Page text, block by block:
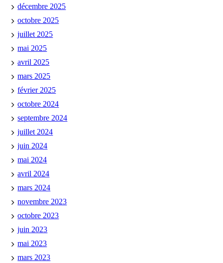
décembre 2025
octobre 2025
juillet 2025
mai 2025
avril 2025
mars 2025
février 2025
octobre 2024
septembre 2024
juillet 2024
juin 2024
mai 2024
avril 2024
mars 2024
novembre 2023
octobre 2023
juin 2023
mai 2023
mars 2023